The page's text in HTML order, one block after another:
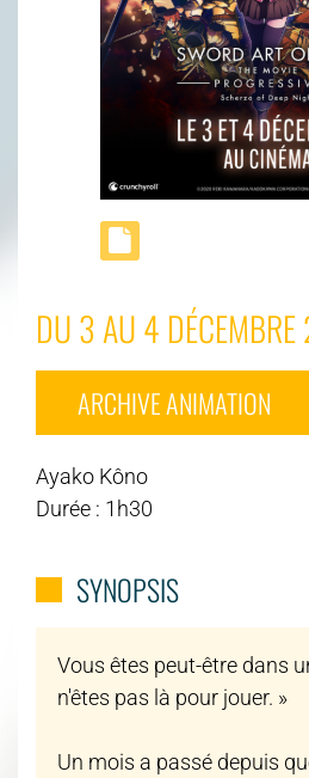
DU 3 AU 4
ARCHIVE ANIMATION
Ayako Kôno
Durée : 1h30
SYNOPSIS
Vous êtes peut-être dans
n'êtes pas là pour jouer. »
Un mois a passé depuis